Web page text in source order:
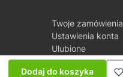
Twoje zamówienia
Ustawienia konta
Ulubione
Dodaj do koszyka